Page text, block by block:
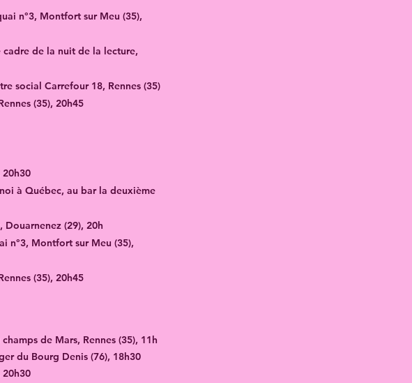
n°3, Montfort sur Meu (35),
de la nuit de la lecture,
social Carrefour 18, Rennes (35)
(35), 20h45
20h30
à Québec, au bar la deuxième
(29), 20h​
n°3, Montfort sur Meu (35),
(35), 20h45
de Mars, Rennes (35), 11h
du Bourg Denis (76)​, 18h30
20h30